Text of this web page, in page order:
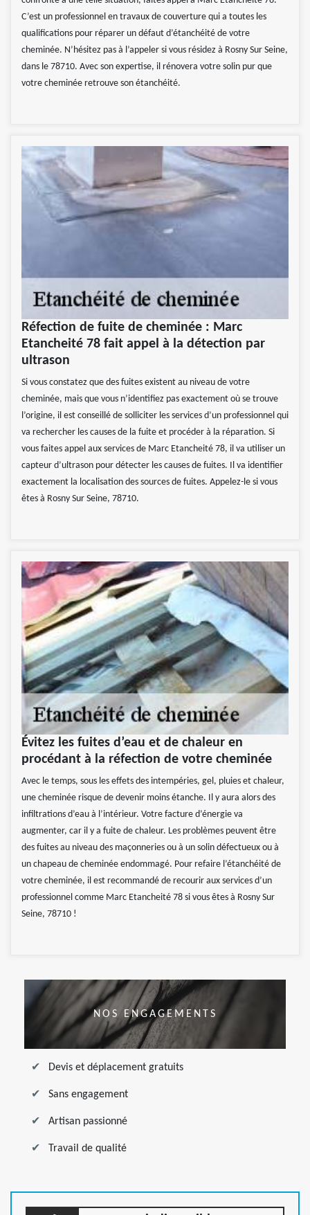
C’est un professionnel en travaux de couverture qui a toutes les
qualifications pour réparer un défaut d’étanchéité de votre
cheminée. N’hésitez pas à l’appeler si vous résidez à Rosny Sur Seine,
dans le 78710. Avec son expertise, il rénovera votre solin pur que
votre cheminée retrouve son étanchéité.
Réfection de fuite de cheminée : Marc
Etancheité 78 fait appel à la détection par
ultrason
Si vous constatez que des fuites existent au niveau de votre
cheminée, mais que vous n’identifiez pas exactement où se trouve
l’origine, il est conseillé de solliciter les services d’un professionnel qui
va rechercher les causes de la fuite et procéder à la réparation. Si
vous faites appel aux services de Marc Etancheité 78, il va utiliser un
capteur d’ultrason pour détecter les causes de fuites. Il va identifier
exactement la localisation des sources de fuites. Appelez-le si vous
êtes à Rosny Sur Seine, 78710.
Évitez les fuites d’eau et de chaleur en
procédant à la réfection de votre cheminée
Avec le temps, sous les effets des intempéries, gel, pluies et chaleur,
une cheminée risque de devenir moins étanche. Il y aura alors des
infiltrations d’eau à l’intérieur. Votre facture d’énergie va
augmenter, car il y a fuite de chaleur. Les problèmes peuvent être
des fuites au niveau des maçonneries ou à un solin défectueux ou à
un chapeau de cheminée endommagé. Pour refaire l’étanchéité de
votre cheminée, il est recommandé de recourir aux services d’un
professionnel comme Marc Etancheité 78 si vous êtes à Rosny Sur
Seine, 78710 !
NOS ENGAGEMENTS
Devis et déplacement gratuits
Sans engagement
Artisan passionné
Travail de qualité